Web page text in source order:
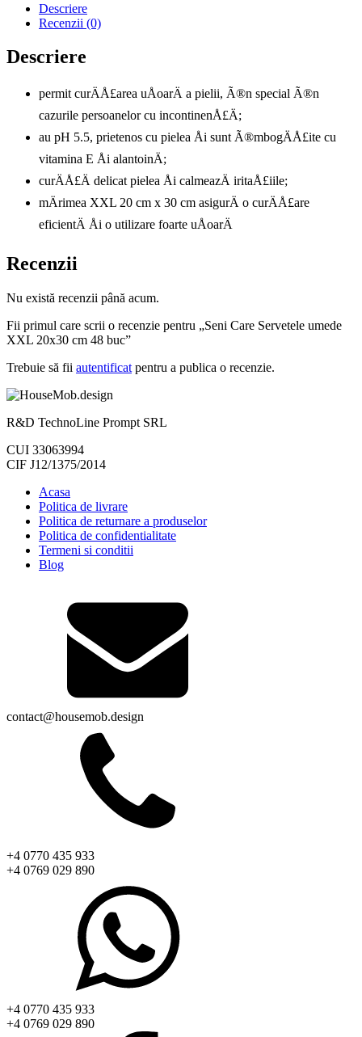
Descriere
Recenzii (0)
Descriere
permit curÄÅ£area uÅoarÄ a pielii, Ã®n special Ã®n
cazurile persoanelor cu incontinenÅ£Ä;
au pH 5.5, prietenos cu pielea Åi sunt Ã®mbogÄÅ£ite cu
vitamina E Åi alantoinÄ;
curÄÅ£Ä delicat pielea Åi calmeazÄ iritaÅ£iile;
mÄrimea XXL 20 cm x 30 cm asigurÄ o curÄÅ£are
eficientÄ Åi o utilizare foarte uÅoarÄ
Recenzii
Nu există recenzii până acum.
Fii primul care scrii o recenzie pentru „Seni Care Servetele umede
XXL 20x30 cm 48 buc”
Trebuie să fii autentificat pentru a publica o recenzie.
R&D TechnoLine Prompt SRL
CUI 33063994
CIF J12/1375/2014
Acasa
Politica de livrare
Politica de returnare a produselor
Politica de confidentialitate
Termeni si conditii
Blog
contact@housemob.design
+4 0770 435 933
+4 0769 029 890
+4 0770 435 933
+4 0769 029 890